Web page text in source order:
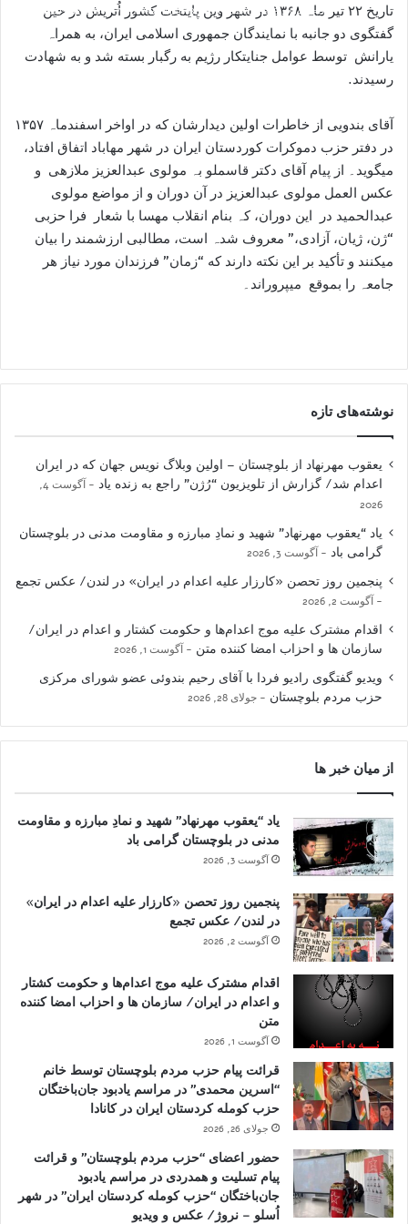
86-%D9%82%D8%A7%D8%B3%D9%85%D9%84%D9%88-.mp4?_=3
تاریخ ۲۲ تیر ماہ ۱۳۶۸ در شھر وین پایتخت کشور اُتریش در حین
گفتگوی دو جانبه با نمایندگان جمھوری اسلامی ایران، به ھمراہ
یارانش توسط عوامل جنایتکار رژیم به رگبار بسته شد و به شھادت
رسیدند.
آقای بندویی از خاطرات اولین دیدارشان که در اواخر اسفندماہ ۱۳۵۷
در دفتر حزب دموکرات کوردستان ایران در شھر مھاباد اتفاق افتاد،
میگوید۔ از پیام آقای دکتر قاسملو بہ مولوی عبدالعزیز ملازھی و
عکس العمل مولوی عبدالعزیز در آن دوران و از مواضع مولوی
عبدالحمید در این دوران، کہ بنام انقلاب مھسا با شعار فرا حزبی
“ژن، ژیان، آزادی،” معروف شدہ است، مطالبی ارزشمند را بیان
میکنند و تأکید بر این نکته دارند که “زمان” فرزندان مورد نیاز ھر
جامعہ را بموقع میپروراند۔
نوشته‌های تازه
یعقوب مهرنهاد از بلوچستان – اولین وبلاگ نویس جهان که در ایران
اعدام شد/ گزارش از تلویزیون “رُژن” راجع به زنده یاد
آگوست 4,
2026
یاد “یعقوب مهرنهاد” شهید و نمادِ مبارزه و مقاومت مدنی در بلوچستان
گرامی باد
آگوست 3, 2026
پنجمین روز تحصن «کارزار علیه اعدام در ایران» در لندن/ عکس تجمع
آگوست 2, 2026
اقدام مشترک علیه موج اعدام‌ها و حکومت کشتار و اعدام در ایران/
سازمان ها و احزاب امضا کننده متن
آگوست 1, 2026
ویدیو گفتگوی رادیو فردا با آقای رحیم بندوئی عضو شورای مرکزی
حزب مردم بلوچستان
جولای 28, 2026
از میان خبر ها
یاد “یعقوب مهرنهاد” شهید و نمادِ مبارزه و مقاومت
مدنی در بلوچستان گرامی باد
آگوست 3, 2026
پنجمین روز تحصن «کارزار علیه اعدام در ایران»
در لندن/ عکس تجمع
آگوست 2, 2026
اقدام مشترک علیه موج اعدام‌ها و حکومت کشتار
و اعدام در ایران/ سازمان ها و احزاب امضا کننده
متن
آگوست 1, 2026
قرائت پیام حزب مردم بلوچستان توسط خانم
“اسرین محمدی” در مراسم یادبود جان‌باختگان
حزب کومله کردستان ایران در کانادا
جولای 26, 2026
حضور اعضای “حزب مردم بلوچستان” و قرائت
پیام تسلیت و همدردی در مراسم یادبود
جان‌باختگان “حزب کومله کردستان ایران” در شهر
اُسلو – نروژ/ عکس و ویدیو